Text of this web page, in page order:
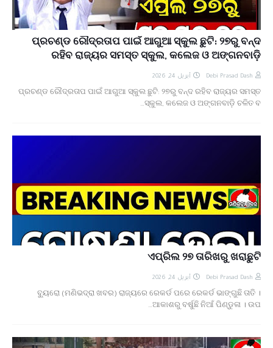
ପ୍ରଚଣ୍ଡ ରୌଦ୍ରତାପ ପାଇଁ ଆଗୁଆ ସ୍କୁଲ ଛୁଟି: ୨୭ରୁ ବନ୍ଦ
ରହିବ ରାଜ୍ୟର ସମସ୍ତ ସ୍କୁଲ, କଲେଜ ଓ ଅଙ୍ଗନବାଡ଼ି
Debi Prasad Dash أبريل 24, 2026
ପ୍ରଚଣ୍ଡ ରୌଦ୍ରତାପ ପାଇଁ ଆଗୁଆ ସ୍କୁଲ ଛୁଟି: ୨୭ରୁ ବନ୍ଦ ରହିବ ରାଜ୍ୟର ସମସ୍ତ
ସ୍କୁଲ, କଲେଜ ଓ ଅଙ୍ଗନବାଡ଼ି ଚଳିତ ବ…
ଏପ୍ରିଲ ୨୭ ତାରିଖରୁ ଖରାଛୁଟି
Debi Prasad Dash أبريل 24, 2026
ବ୍ୟୁରୋ (ମଣିଭଦ୍ରା ଖବର) ରାଜ୍ୟରେ ରେକର୍ଡ ପରେ ରେକର୍ଡ ଭାଙ୍ଗୁଛି ତାତି ।
ଆକାଶରୁ ବର୍ଷୁଛି ନିଆଁ ପିଣ୍ଡୁଳା । ଉପ…